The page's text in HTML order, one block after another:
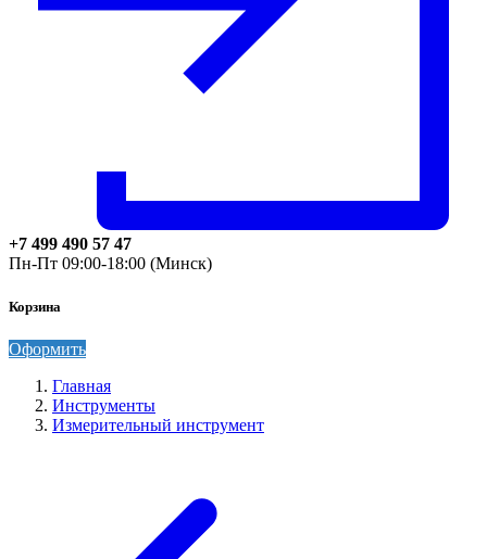
+7 499 490 57 47
Пн-Пт 09:00-18:00 (Минск)
Корзина
Оформить
Главная
Инструменты
Измерительный инструмент